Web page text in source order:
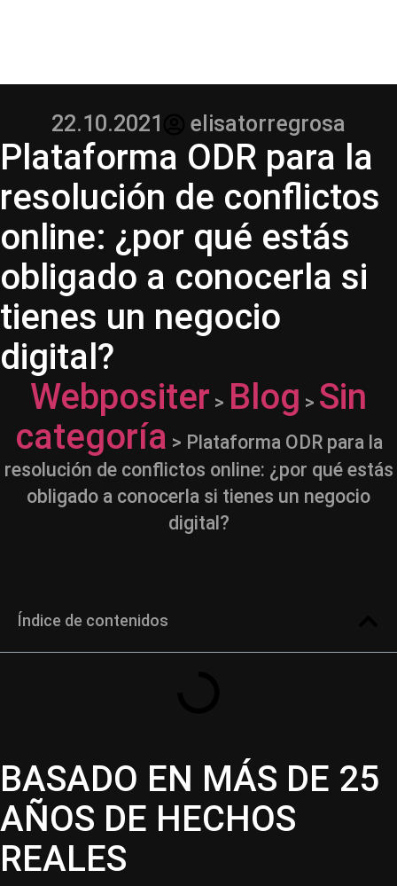
22.10.2021 elisatorregrosa
Plataforma ODR para la
resolución de conflictos
online: ¿por qué estás
obligado a conocerla si
tienes un negocio
digital?
Webpositer > Blog > Sin
categoría > Plataforma ODR para la
resolución de conflictos online: ¿por qué estás
obligado a conocerla si tienes un negocio
digital?
Índice de contenidos
BASADO EN MÁS DE 25
AÑOS DE HECHOS
REALES